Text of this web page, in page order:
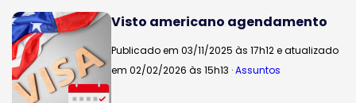
Visto americano agendamento
Publicado em 03/11/2025 às 17h12 e atualizado
em 02/02/2026 às 15h13 ·Assuntos